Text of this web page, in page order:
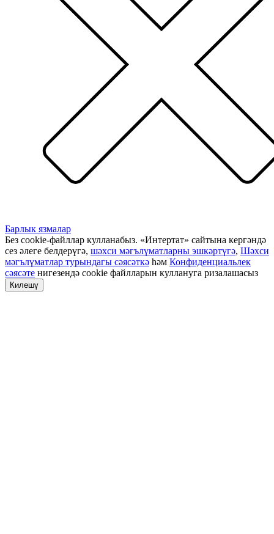
Барлык язмалар
Без cookie-файллар кулланабыз. «Интертат» сайтына кергәндә
сез әлеге белдерүгә, шәхси мәгълүматларны эшкәртүгә, Шәхси
мәгълүматлар турындагы сәясәткә һәм Конфиденциальлек
сәясәте нигезендә cookie файлларын куллануга ризалашасыз
Килешү